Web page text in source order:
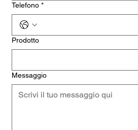
Telefono *
Prodotto
Messaggio